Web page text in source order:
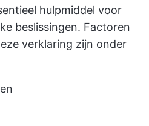
hulpmiddel voor
beslissingen. Factoren
verklaring zijn onder